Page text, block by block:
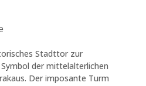
Stadttor zur
der mittelalterlichen
Der imposante Turm